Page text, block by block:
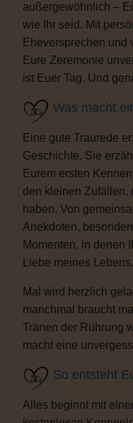
außergewöhnlich –
wie Ihr seid. Mit
Eheversprechen und
Eure Zeremonie
ist Euer Tag. Und
Was macht
Eine gute Traurede
Geschichte. Sie
Eurem ersten
den kleinen Zufällen,
haben. Von
Anekdoten,
Momenten, in denen
Liebe meines Lebens.
Mal wird herzlich
manchmal braucht
Tränen der Rührung
macht eine
So entsteht
Alles beginnt mit